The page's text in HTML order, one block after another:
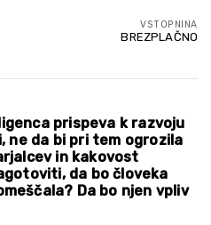
VSTOPNINA
BREZPLAČNO
prispeva k razvoju
da bi pri tem ogrozila
in kakovost
da bo človeka
Da bo njen vpliv